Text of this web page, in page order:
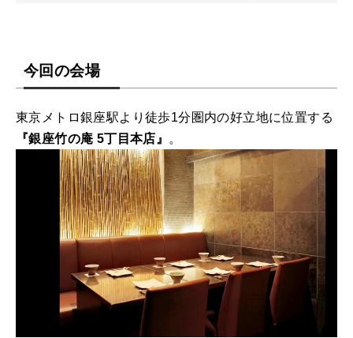
今回の会場
東京メトロ銀座駅より徒歩1分圏内の好立地に位置する
『銀座竹の庵 5丁目本店』
。